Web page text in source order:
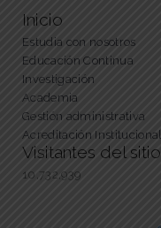
Inicio
Estudia con nosotros
Educación Continua
Investigación
Academia
Gestión administrativa
Acreditación Institucional
Visitantes del sitio
10,732,939